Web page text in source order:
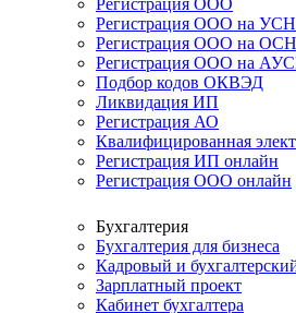
Регистрация ООО
Регистрация ООО на УСН
Регистрация ООО на
Регистрация ООО на
Подбор кодов ОКВЭД
Ликвидация ИП
Регистрация АО
Квалифицированная
Регистрация ИП онлайн
Регистрация ООО онлайн
Бухгалтерия
Бухгалтерия для бизнеса
Кадровый и
Зарплатный проект
Кабинет бухгалтера